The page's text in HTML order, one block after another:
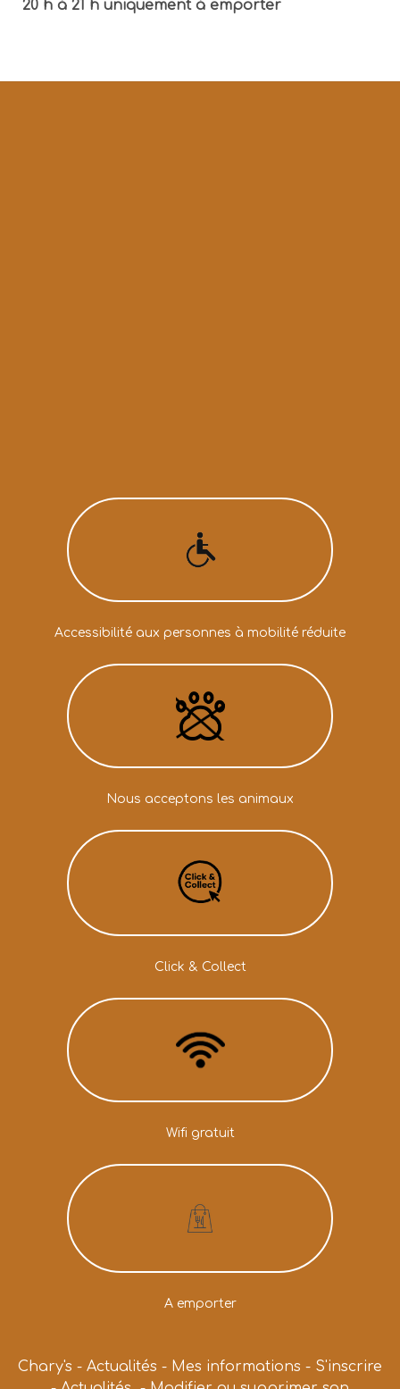
20 h à 21 h uniquement à emporter
Accessibilité aux personnes à mobilité réduite
Nous acceptons les animaux
Click & Collect
Wifi gratuit
A emporter
Chary's - Actualités - Mes informations - S'inscrire